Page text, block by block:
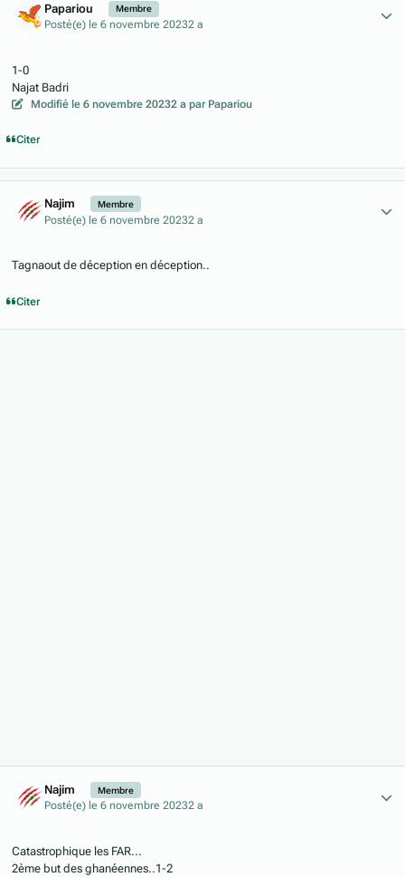
Papariou Membre
Posté(e) le 6 novembre 20232 a
1-0
Najat Badri
Modifiéle 6 novembre 20232 a par Papariou
Citer
Najim Membre
Posté(e) le 6 novembre 20232 a
Tagnaout de déception en déception..
Citer
Najim Membre
Posté(e) le 6 novembre 20232 a
Catastrophique les FAR...
2ème but des ghanéennes..1-2